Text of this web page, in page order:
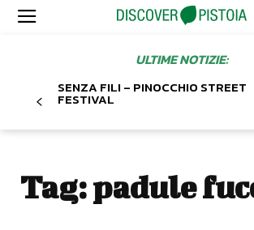
ULTIME NOTIZIE:
SENZA FILI – PINOCCHIO STREET
FESTIVAL
Tag:padule